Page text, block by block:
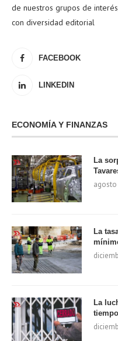
de nuestros grupos de
con diversidad editorial
FACEBOOK
LINKEDIN
ECONOMÍA Y FINANZAS
La
agosto
La
La